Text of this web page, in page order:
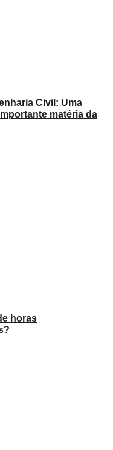
Civil: Uma
matéria da
horas